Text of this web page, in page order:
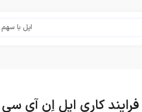
اپل با سهم ۶۵ درصدی همچنان فرمانروای بازار گوشی‌های پریمیوم جهان است
فرایند کاری اپل اِن آی